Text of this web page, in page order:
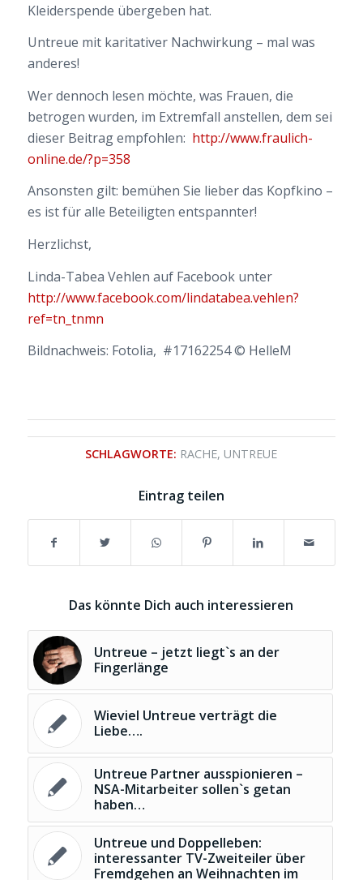
Kleiderspende übergeben hat.
Untreue mit karitativer Nachwirkung – mal was
anderes!
Wer dennoch lesen möchte, was Frauen, die
betrogen wurden, im Extremfall anstellen, dem sei
dieser Beitrag empfohlen: http://www.fraulich-
online.de/?p=358
Ansonsten gilt: bemühen Sie lieber das Kopfkino –
es ist für alle Beteiligten entspannter!
Herzlichst,
Linda-Tabea Vehlen auf Facebook unter
http://www.facebook.com/lindatabea.vehlen?
ref=tn_tnmn
Bildnachweis: Fotolia, #17162254 © HelleM
SCHLAGWORTE: RACHE, UNTREUE
Eintrag teilen
Das könnte Dich auch interessieren
Untreue – jetzt liegt`s an der
Fingerlänge
Wieviel Untreue verträgt die
Liebe….
Untreue Partner ausspionieren –
NSA-Mitarbeiter sollen`s getan
haben…
Untreue und Doppelleben:
interessanter TV-Zweiteiler über
Fremdgehen an Weihnachten im